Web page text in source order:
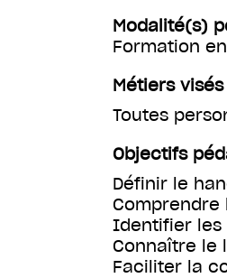
Modalité(s)
Formation
Métiers visés
Toutes
Objectifs
Définir le
Identifier les
Connaître le
Faciliter la